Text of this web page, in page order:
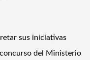
sus iniciativas
del Ministerio